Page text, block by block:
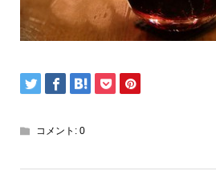
コメント: 0